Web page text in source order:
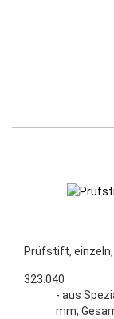
Prüfstift,
323.040
- aus
mm,